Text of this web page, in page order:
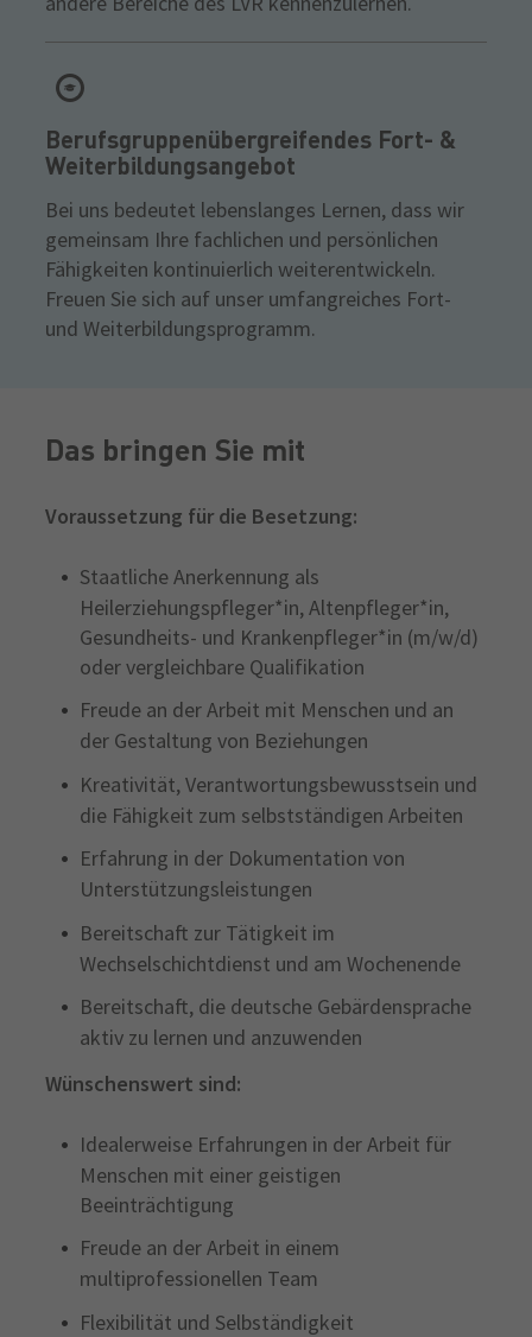
Berufsgruppenübergreifendes Fort- &
Weiterbildungsangebot
Bei uns bedeutet lebenslanges Lernen, dass wir
gemeinsam Ihre fachlichen und persönlichen
Fähigkeiten kontinuierlich weiterentwickeln.
Freuen Sie sich auf unser umfangreiches Fort-
und Weiterbildungsprogramm.
Das bringen Sie mit
Voraussetzung für die Besetzung:
Staatliche Anerkennung als
Heilerziehungspfleger*in, Altenpfleger*in,
Gesundheits- und Krankenpfleger*in (m/w/d)
oder vergleichbare Qualifikation
Freude an der Arbeit mit Menschen und an
der Gestaltung von Beziehungen
Kreativität, Verantwortungsbewusstsein und
die Fähigkeit zum selbstständigen Arbeiten
Erfahrung in der Dokumentation von
Unterstützungsleistungen
Bereitschaft zur Tätigkeit im
Wechselschichtdienst und am Wochenende
Bereitschaft, die deutsche Gebärdensprache
aktiv zu lernen und anzuwenden
Wünschenswert sind:
Idealerweise Erfahrungen in der Arbeit für
Menschen mit einer geistigen
Beeinträchtigung
Freude an der Arbeit in einem
multiprofessionellen Team
Flexibilität und Selbständigkeit